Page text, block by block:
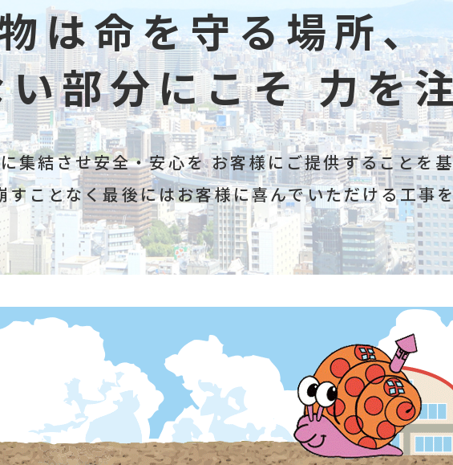
は命を守る場所、
部分にこそ力を
集結させ安全・安心をお客様にご提供することを
ことなく最後にはお客様に喜んでいただける工事を